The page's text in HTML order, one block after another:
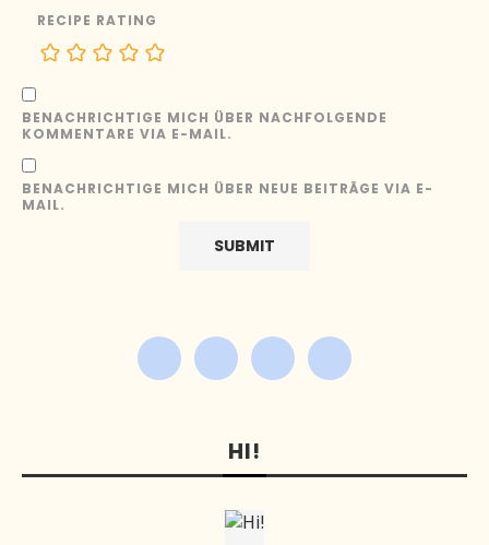
RECIPE RATING
BENACHRICHTIGE MICH ÜBER NACHFOLGENDE
KOMMENTARE VIA E-MAIL.
BENACHRICHTIGE MICH ÜBER NEUE BEITRÄGE VIA E-
MAIL.
HI!